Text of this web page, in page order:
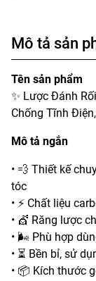
Mô tả sản
Tên sản phẩm
✨ Lược Đánh
Chống Tĩnh
Mô tả ngắn
• 💨 Thiết kế
tóc
• ⚡ Chất liệu
• 💇 Răng lược
• 🌬️ Phù hợp
• ⏳ Bền bỉ, sử
• 📦 Kích thước